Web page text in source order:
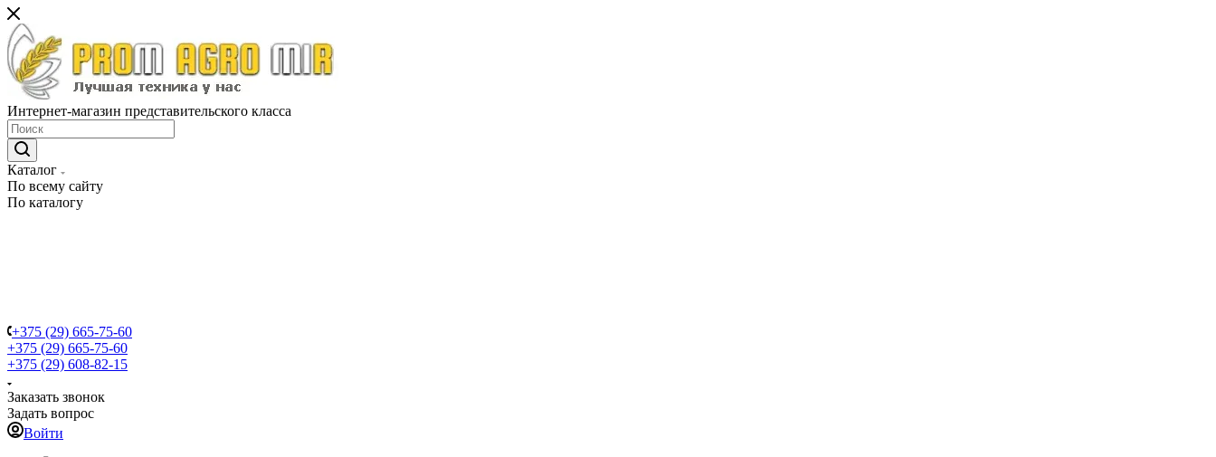
Интернет-магазин представительского класса
Каталог
По всему сайту
По каталогу
+375 (29) 665-75-60
+375 (29) 665-75-60
+375 (29) 608-82-15
Заказать звонок
Задать вопрос
Войти